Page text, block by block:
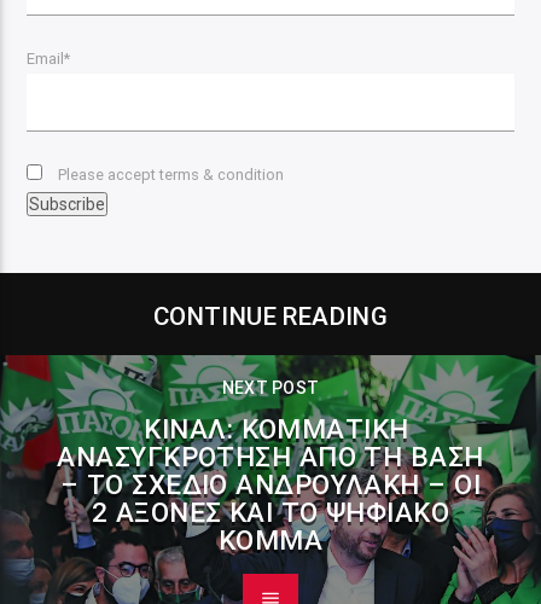
Email*
Please accept terms & condition
CONTINUE READING
NEXT POST
ΚΙΝΑΛ: ΚΟΜΜΑΤΙΚΉ
ΑΝΑΣΥΓΚΡΌΤΗΣΗ ΑΠΌ ΤΗ ΒΆΣΗ
– ΤΟ ΣΧΈΔΙΟ ΑΝΔΡΟΥΛΆΚΗ – ΟΙ
2 ΆΞΟΝΕΣ ΚΑΙ ΤΟ ΨΗΦΙΑΚΌ
ΚΌΜΜΑ